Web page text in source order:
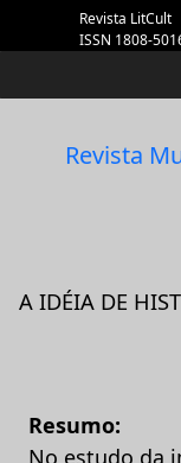
Revista LitCult
ISSN 1808-
Revista
A IDÉIA DE
Resumo:
No estudo da